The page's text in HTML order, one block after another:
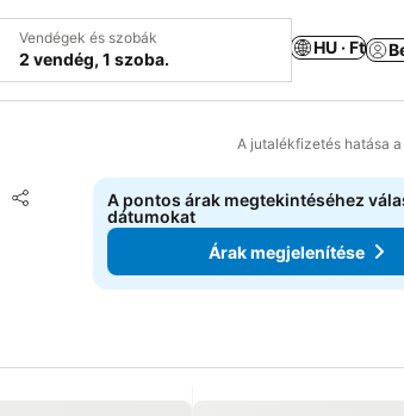
Vendégek és szobák
2 vendég, 1 szoba.
HU · Ft
A jutalékfizetés hatása
Megosztás
Hozzáadás a kedvencekhez
A pontos árak megtekintéséhez
dátumokat
Árak megjelenítése